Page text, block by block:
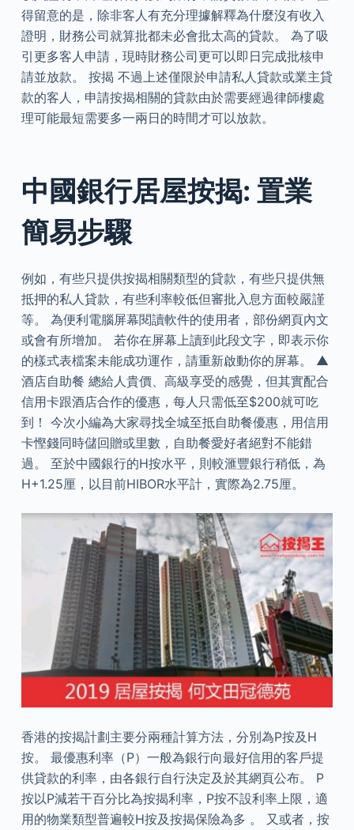
得留意的是，除非客人有充分理據解釋為什麼沒有收入
證明，財務公司就算批都未必會批太高的貸款。 為了吸
引更多客人申請，現時財務公司更可以即日完成批核申
請並放款。 按揭 不過上述僅限於申請私人貸款或業主貸
款的客人，申請按揭相關的貸款由於需要經過律師樓處
理可能最短需要多一兩日的時間才可以放款。
中國銀行居屋按揭: 置業
簡易步驟
例如，有些只提供按揭相關類型的貸款，有些只提供無
抵押的私人貸款，有些利率較低但審批入息方面較嚴謹
等。 為便利電腦屏幕閱讀軟件的使用者，部份網頁內文
或會有所增加。 若你在屏幕上讀到此段文字，即表示你
的樣式表檔案未能成功運作，請重新啟動你的屏幕。 ▲
酒店自助餐 總給人貴價、高級享受的感覺，但其實配合
信用卡跟酒店合作的優惠，每人只需低至$200就可吃
到！ 今次小編為大家尋找全城至抵自助餐優惠，用信用
卡慳錢同時儲回贈或里數，自助餐愛好者絕對不能錯
過。 至於中國銀行的H按水平，則較滙豐銀行稍低，為
H+1.25厘，以目前HIBOR水平計，實際為2.75厘。
香港的按揭計劃主要分兩種計算方法，分別為P按及H
按。 最優惠利率（P）一般為銀行向最好信用的客戶提
供貸款的利率，由各銀行自行決定及於其網頁公布。 P
按以P減若干百分比為按揭利率，P按不設利率上限，適
用的物業類型普遍較H按及按揭保險為多 。 又或者，按